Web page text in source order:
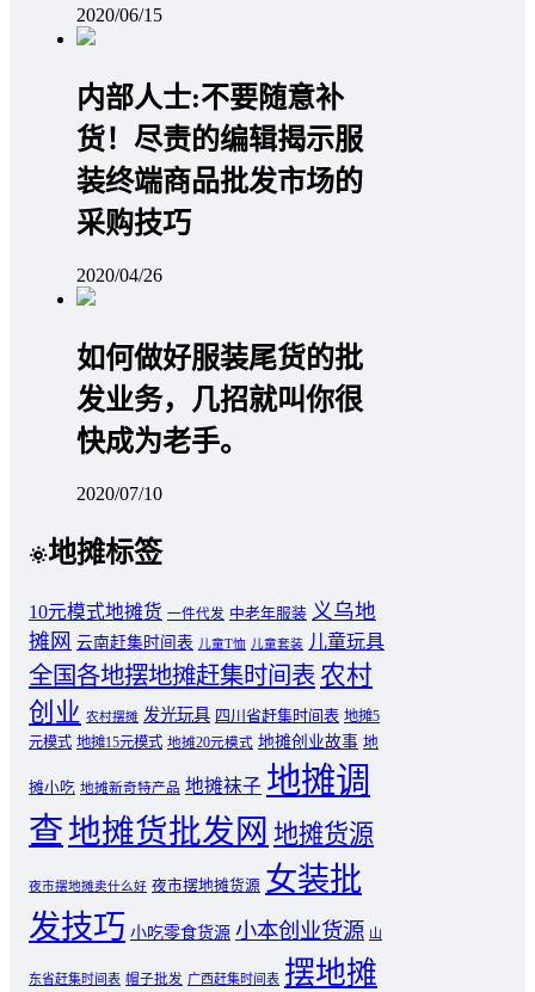
2020/06/15
内部人士:不要随意补
货！尽责的编辑揭示服
装终端商品批发市场的
采购技巧
2020/04/26
如何做好服装尾货的批
发业务，几招就叫你很
快成为老手。
2020/07/10
地摊标签
10元模式地摊货 一件代发 中老年服装 义乌地
摊网 云南赶集时间表 儿童T恤 儿童套装 儿童玩具
全国各地摆地摊赶集时间表 农村
创业 农村摆摊 发光玩具 四川省赶集时间表 地摊5
元模式 地摊15元模式 地摊20元模式 地摊创业故事 地
摊小吃 地摊新奇特产品 地摊袜子 地摊调
查地摊货批发网 地摊货源
夜市摆地摊卖什么好 夜市摆地摊货源 女装批
发技巧 小吃零食货源 小本创业货源 山
东省赶集时间表 帽子批发 广西赶集时间表 摆地摊